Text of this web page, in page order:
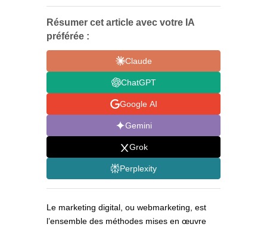
Résumer cet article avec votre IA
préférée :
Claude
ChatGPT
Google AI
Gemini
Grok
Perplexity
Le marketing digital, ou webmarketing, est
l’ensemble des méthodes mises en œuvre